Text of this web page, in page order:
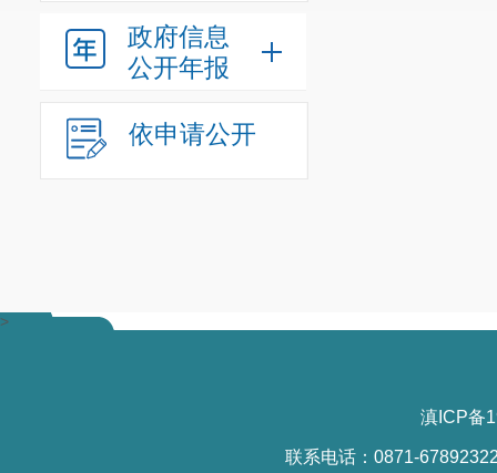
政府信息
公开年报
依申请公开
>
滇ICP备
联系电话：0871-